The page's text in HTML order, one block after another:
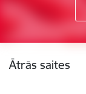
Ātrās saites